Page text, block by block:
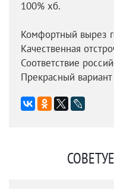
100% хб.
Комфортный вырез
Качественная
Соответствие
Прекрасный вариант